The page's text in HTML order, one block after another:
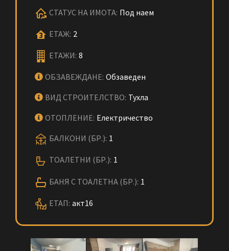
СТАТУС НА ИМОТА: Под наем
ЕТАЖ: 2
ЕТАЖИ: 8
ОБЗАВЕЖДАНЕ: Обзаведен
ВИД СТРОИТЕЛСТВО: Тухла
ОТОПЛЕНИЕ: Електричество
БАЛКОНИ (БР.): 1
ТОАЛЕТНИ (БР.): 1
БАНЯ С ТОАЛЕТНА (БР.): 1
ЕТАП: акт16